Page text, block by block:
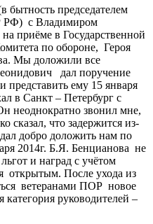
председателем
РФ) с Владимиром
приёме в Государственной
по обороне, Героя
Мы доложили все
дал поручение
представить ему 15 января
в Санкт – Петербург с
неоднократно звонил мне,
сказал, что задержится из-
добро доложить нам по
2014г. Б.Я. Бенцианова не
и наград с учётом
открытым. После ухода из
ветеранами ПОР новое
категория руководителей –